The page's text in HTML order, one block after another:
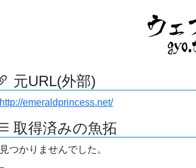
元URL(外部)
http://emeraldprincess.net/
取得済みの魚拓
見つかりませんでした。